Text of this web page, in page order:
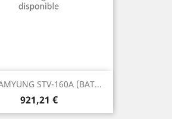
STV-160A (BAT...
Prix
921,21 €